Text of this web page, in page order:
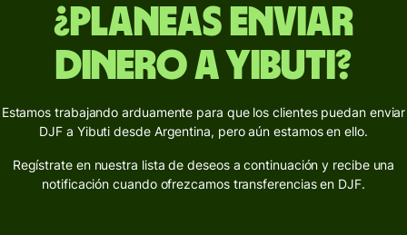
¿Planeas enviar
dinero a Yibuti?
Estamos trabajando arduamente para que los clientes puedan enviar
DJF a Yibuti desde Argentina, pero aún estamos en ello.
Regístrate en nuestra lista de deseos a continuación y recibe una
notificación cuando ofrezcamos transferencias en DJF.